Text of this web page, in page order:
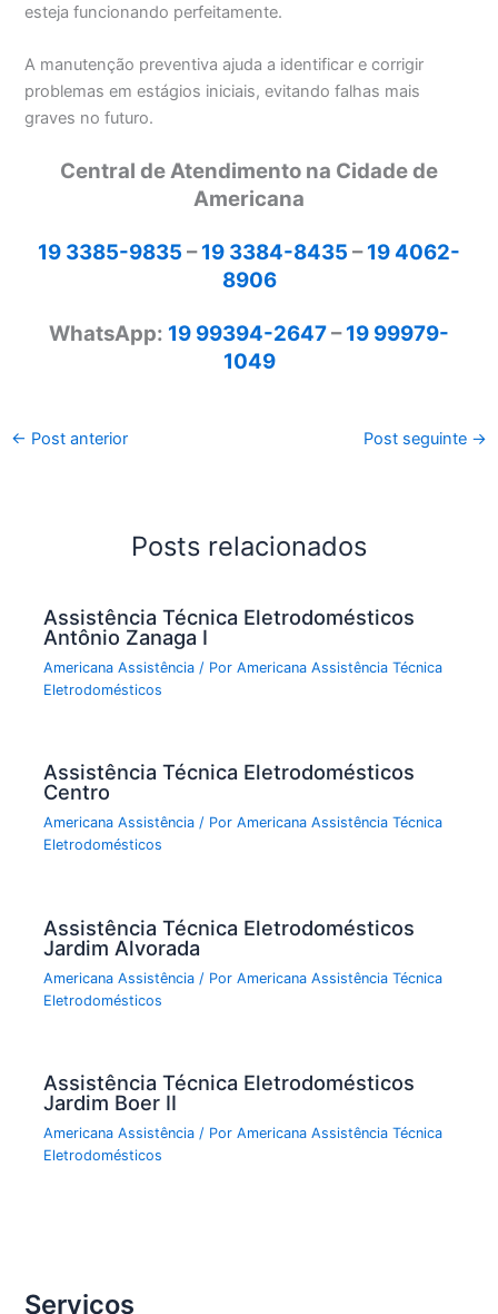
esteja funcionando perfeitamente.
A manutenção preventiva ajuda a identificar e corrigir
problemas em estágios iniciais, evitando falhas mais
graves no futuro.
Central de Atendimento na Cidade de
Americana
19 3385-9835 –19 3384-8435 –19 4062-
8906
WhatsApp: 19 99394-2647–19 99979-
1049
← Post anterior Post seguinte →
Posts relacionados
Assistência Técnica Eletrodomésticos
Antônio Zanaga I
Americana Assistência / PorAmericana Assistência Técnica
Eletrodomésticos
Assistência Técnica Eletrodomésticos
Centro
Americana Assistência / PorAmericana Assistência Técnica
Eletrodomésticos
Assistência Técnica Eletrodomésticos
Jardim Alvorada
Americana Assistência / PorAmericana Assistência Técnica
Eletrodomésticos
Assistência Técnica Eletrodomésticos
Jardim Boer II
Americana Assistência / PorAmericana Assistência Técnica
Eletrodomésticos
Serviços